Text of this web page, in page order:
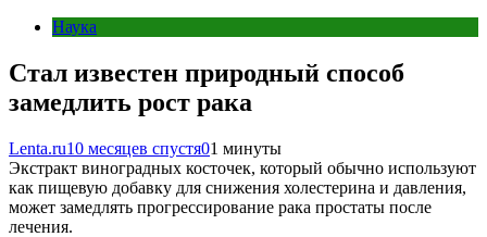
Наука
Стал известен природный способ
замедлить рост рака
Lenta.ru10 месяцев спустя01 минуты
Экстракт виноградных косточек, который обычно используют
как пищевую добавку для снижения холестерина и давления,
может замедлять прогрессирование рака простаты после
лечения.